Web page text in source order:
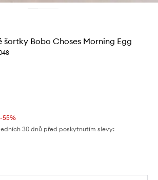
šortky Bobo Choses Morning Egg
-55%
30 dnů před poskytnutím slevy: